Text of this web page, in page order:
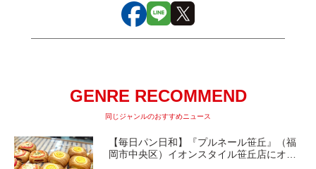
GENRE RECOMMEND
同じジャンルのおすすめニュース
【毎日パン日和】『プルネール笹丘』（福
岡市中央区）イオンスタイル笹丘店にオー